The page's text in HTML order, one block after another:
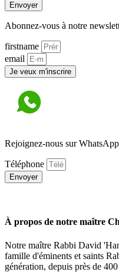
Envoyer
Abonnez-vous à notre
firstname
email
Je veux m'inscrire
Rejoignez-nous sur WhatsApp
Téléphone
Envoyer
À propos de notre maître
Notre maître Rabbi David
famille d'éminents et saints
génération, depuis près de 400